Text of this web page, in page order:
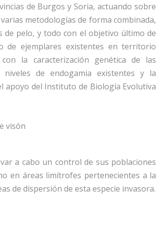
de Burgos y Soria, actuando sobre
metodologías de forma combinada,
pelo, y todo con el objetivo último de
ejemplares existentes en territorio
la caracterización genética de las
niveles de endogamia existentes y la
apoyo del Instituto de Biología Evolutiva
visón
a cabo un control de sus poblaciones
en áreas limítrofes pertenecientes a la
de dispersión de esta especie invasora.